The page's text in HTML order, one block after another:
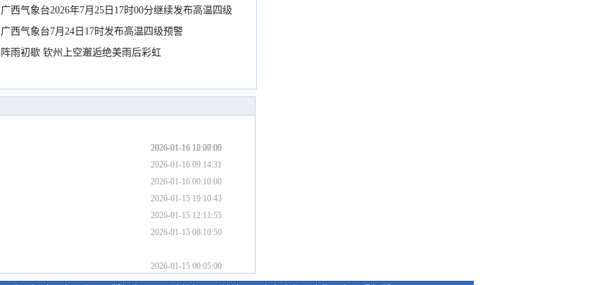
广西气象台2026年7月25日17时00分继续发布高温四级
预警
广西气象台7月24日17时发布高温四级预警
阵雨初歇 钦州上空邂逅绝美雨后彩虹
2026-01-16 12:00:00
2026-01-16 10:27:05
2026-01-16 09:14:31
2026-01-16 00:10:00
2026-01-15 19:10:43
2026-01-15 12:11:55
2026-01-15 08:10:50
2026-01-15 00:05:00